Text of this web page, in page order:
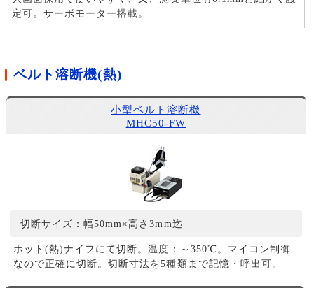
定可。サーボモーター搭載。
ベルト溶断機(熱)
小型ベルト溶断機
MHC50-FW
切断サイズ：幅50mm×高さ3mm迄
ホット(熱)ナイフにて切断。温度：～350℃。マイコン制御
なので正確に切断。切断寸法を5種類まで記憶・呼出可。